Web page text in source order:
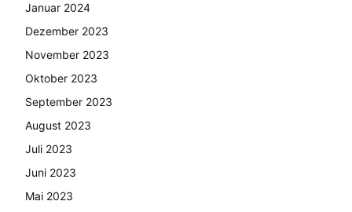
Januar 2024
Dezember 2023
November 2023
Oktober 2023
September 2023
August 2023
Juli 2023
Juni 2023
Mai 2023